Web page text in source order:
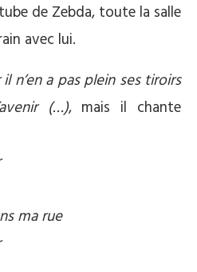
de Zebda, toute la salle
avec lui.
il n’en a pas plein ses tiroirs
(…), mais il chante
ma rue